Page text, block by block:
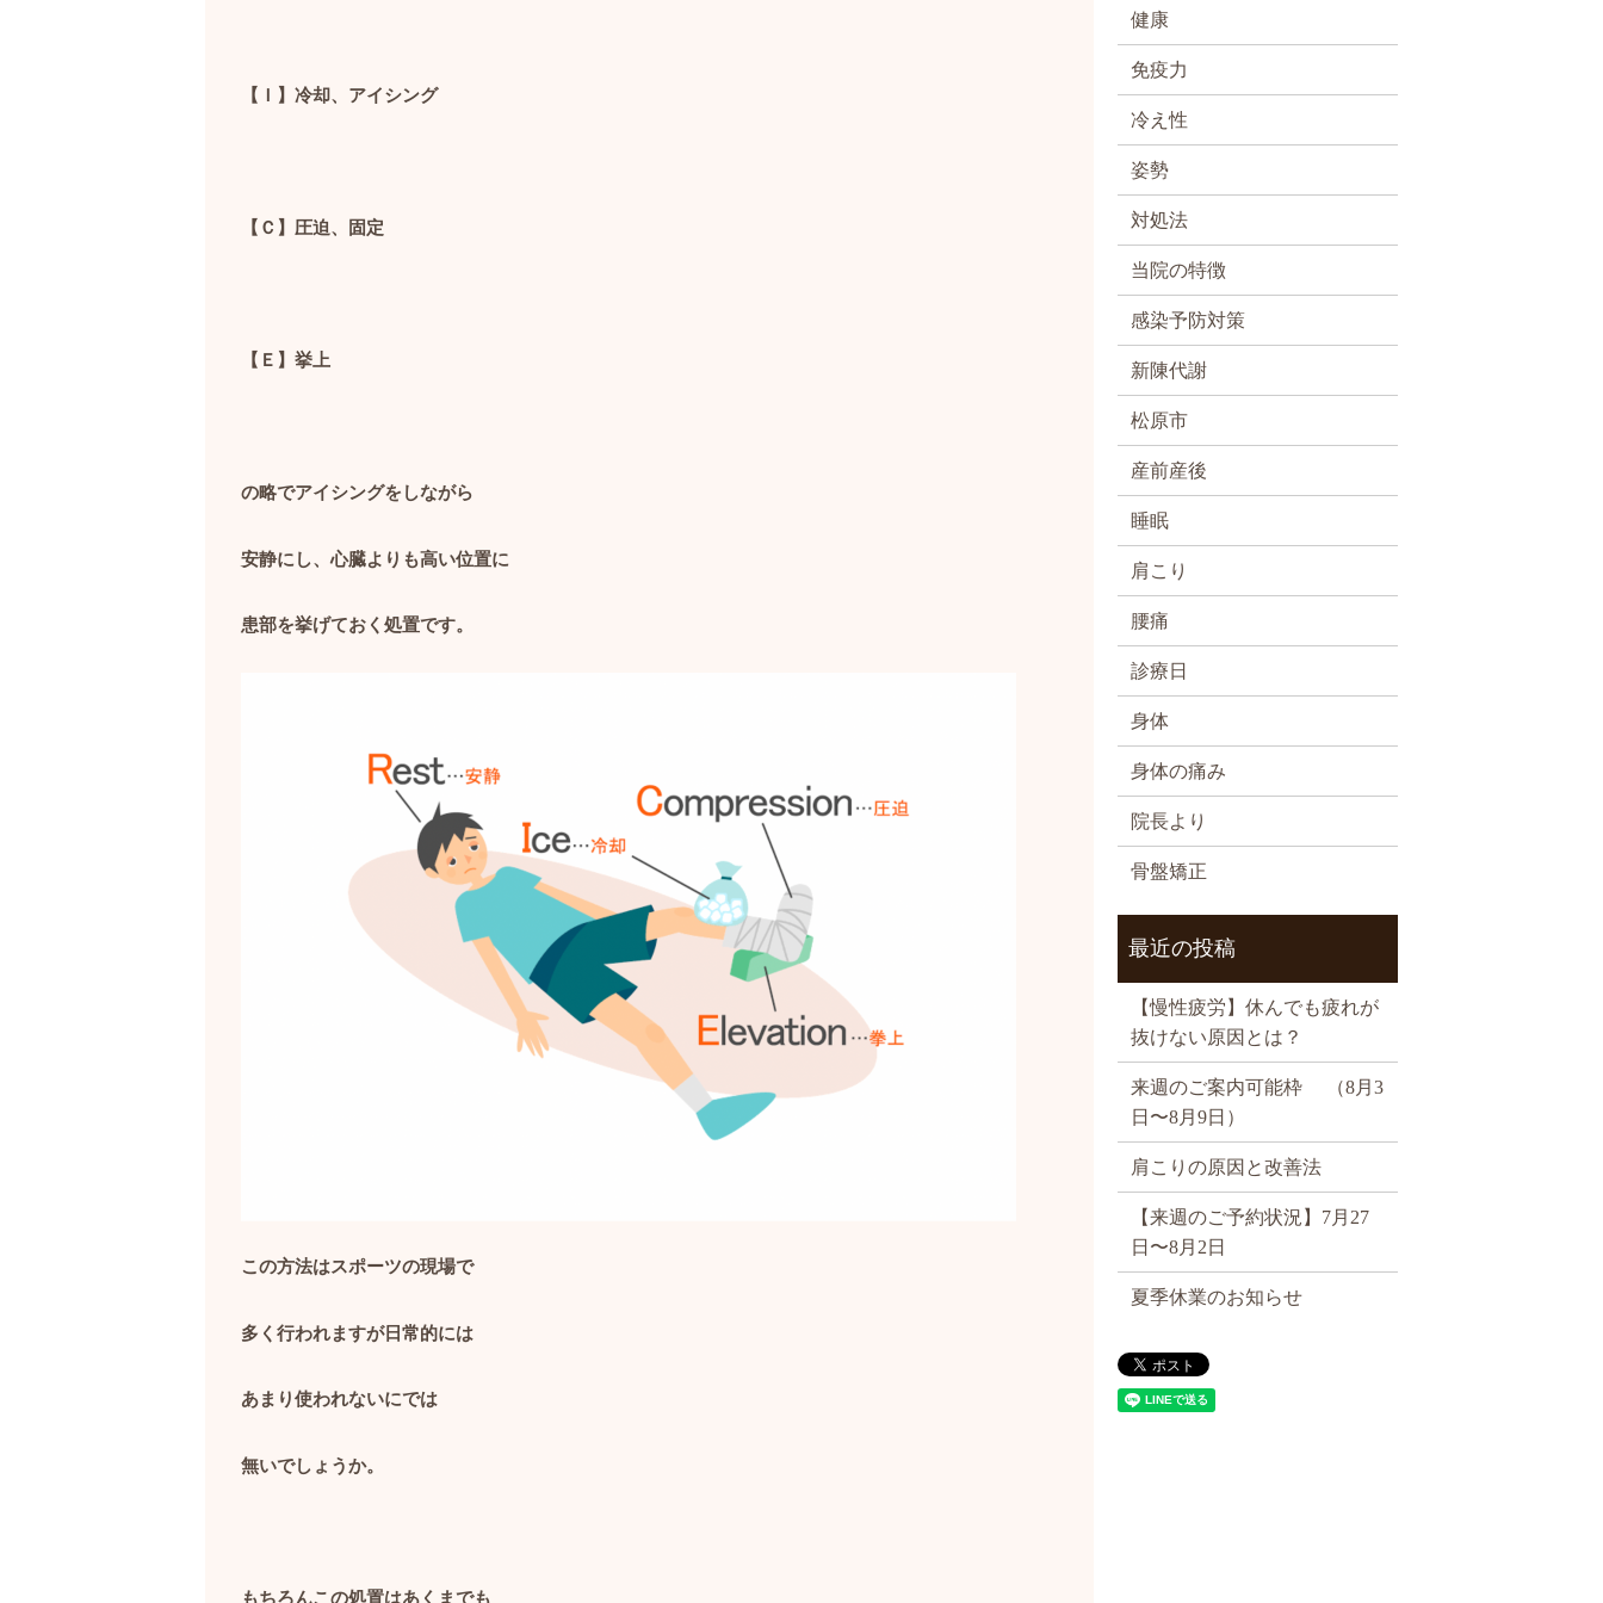
【Ｉ】冷却、アイシング
【Ｃ】圧迫、固定
【Ｅ】挙上
の略でアイシングをしながら
安静にし、心臓よりも高い位置に
患部を挙げておく処置です。
この方法はスポーツの現場で
多く行われますが日常的には
あまり使われないにでは
無いでしょうか。
もちろんこの処置はあくまでも
健康
免疫力
冷え性
姿勢
対処法
当院の特徴
感染予防対策
新陳代謝
松原市
産前産後
睡眠
肩こり
腰痛
診療日
身体
身体の痛み
院長より
骨盤矯正
最近の投稿
【慢性疲労】休んでも疲れが
抜けない原因とは？
来週のご案内可能枠 （8月3
日〜8月9日）
肩こりの原因と改善法
【来週のご予約状況】7月27
日〜8月2日
夏季休業のお知らせ